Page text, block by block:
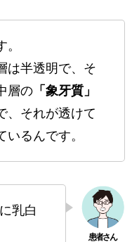
は半透明で、そ
層の 「象牙質」
、それが透けて
いるんです。
乳白